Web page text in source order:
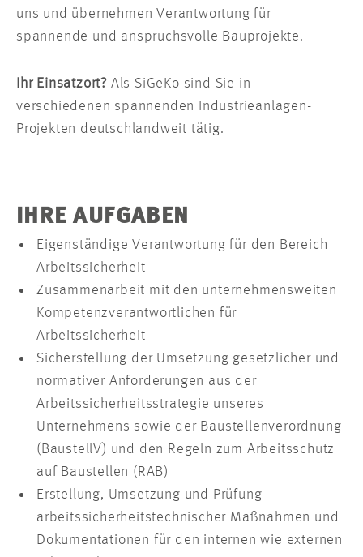
uns und übernehmen Verantwortung für
spannende und anspruchsvolle Bauprojekte.
Ihr Einsatzort? Als SiGeKo sind Sie in
verschiedenen spannenden Industrieanlagen-
Projekten deutschlandweit tätig.
IHRE AUFGABEN
Eigenständige Verantwortung für den Bereich
Arbeitssicherheit
Zusammenarbeit mit den unternehmensweiten
Kompetenzverantwortlichen für
Arbeitssicherheit
Sicherstellung der Umsetzung gesetzlicher und
normativer Anforderungen aus der
Arbeitssicherheitsstrategie unseres
Unternehmens sowie der Baustellenverordnung
(BaustellV) und den Regeln zum Arbeitsschutz
auf Baustellen (RAB)
Erstellung, Umsetzung und Prüfung
arbeitssicherheitstechnischer Maßnahmen und
Dokumentationen für den internen wie externen